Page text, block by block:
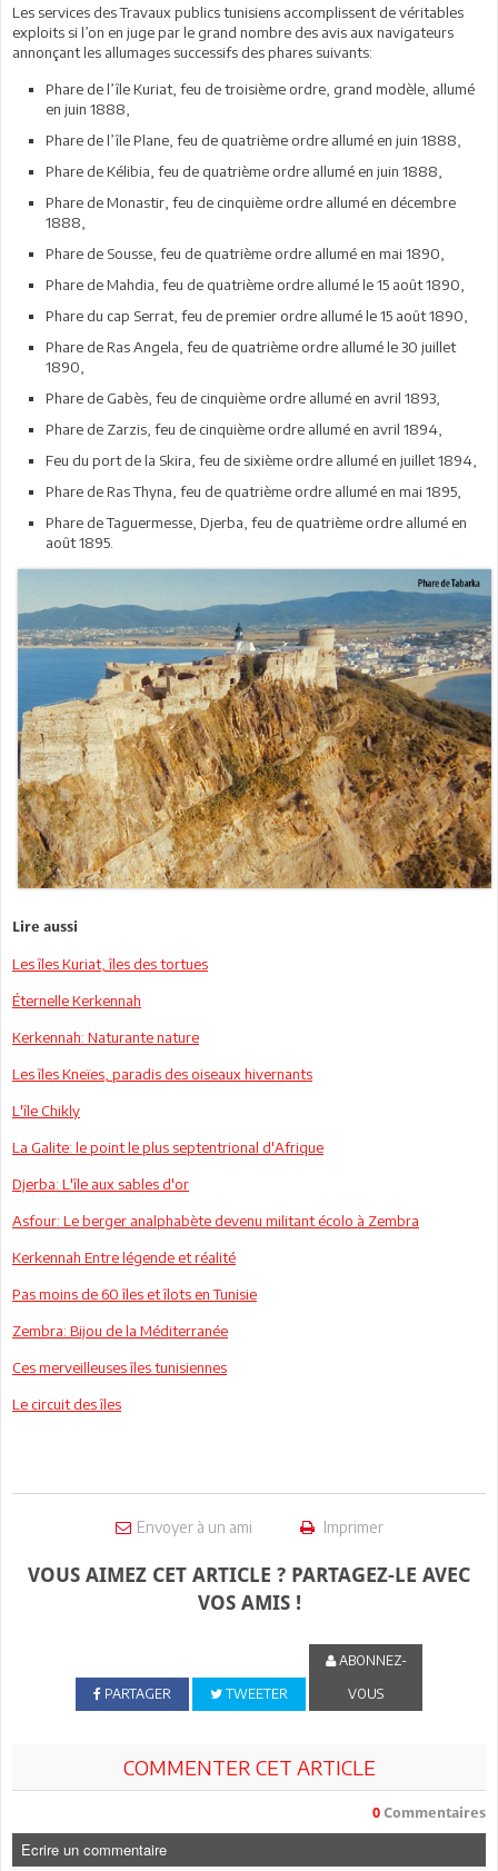
Les services des Travaux publics tunisiens accomplissent de véritables
exploits si l’on en juge par le grand nombre des avis aux navigateurs
annonçant les allumages successifs des phares suivants:
Phare de l’île Kuriat, feu de troisième ordre, grand modèle, allumé
en juin 1888,
Phare de l’île Plane, feu de quatrième ordre allumé en juin 1888,
Phare de Kélibia, feu de quatrième ordre allumé en juin 1888,
Phare de Monastir, feu de cinquième ordre allumé en décembre
1888,
Phare de Sousse, feu de quatrième ordre allumé en mai 1890,
Phare de Mahdia, feu de quatrième ordre allumé le 15 août 1890,
Phare du cap Serrat, feu de premier ordre allumé le 15 août 1890,
Phare de Ras Angela, feu de quatrième ordre allumé le 30 juillet
1890,
Phare de Gabès, feu de cinquième ordre allumé en avril 1893,
Phare de Zarzis, feu de cinquième ordre allumé en avril 1894,
Feu du port de la Skira, feu de sixième ordre allumé en juillet 1894,
Phare de Ras Thyna, feu de quatrième ordre allumé en mai 1895,
Phare de Taguermesse, Djerba, feu de quatrième ordre allumé en
août 1895.
Lire aussi
Les îles Kuriat, îles des tortues
Éternelle Kerkennah
Kerkennah: Naturante nature
Les îles Kneïes, paradis des oiseaux hivernants
L'île Chikly
La Galite: le point le plus septentrional d'Afrique
Djerba: L'île aux sables d'or
Asfour: Le berger analphabète devenu militant écolo à Zembra
Kerkennah Entre légende et réalité
Pas moins de 60 îles et îlots en Tunisie
Zembra: Bijou de la Méditerranée
Ces merveilleuses îles tunisiennes
Le circuit des îles
Envoyer à un ami Imprimer
VOUS AIMEZ CET ARTICLE ? PARTAGEZ-LE AVEC
VOS AMIS !
PARTAGER TWEETER
ABONNEZ-
VOUS
COMMENTER CET ARTICLE
0 Commentaires
Ecrire un commentaire